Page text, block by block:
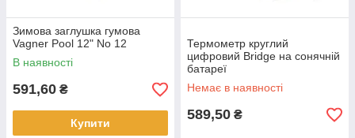
Зимова заглушка гумова
Vagner Pool 12" No 12
В наявності
591,60 ₴
Купити
Термометр круглий
цифровий Bridge на сонячній
батареї
Немає в наявності
589,50 ₴